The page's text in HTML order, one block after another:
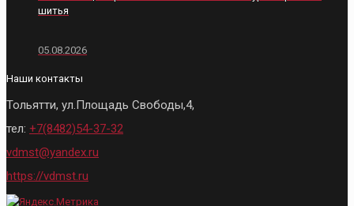
шитья
05.08.2026
Наши контакты
Тольятти, ул.Площадь Свободы,4,
тел: +7(8482)54-37-32
vdmst@yandex.ru
https://vdmst.ru